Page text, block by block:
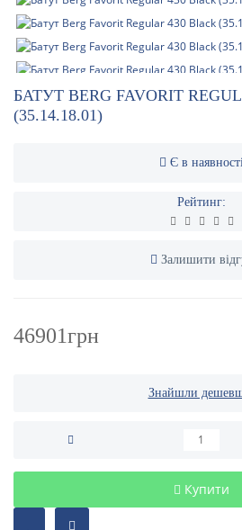
БАТУТ BERG FAVORIT
(35.14.18.01)
Є в
Рейтинг:
Залишити
46901грн
Знайшли
Купити